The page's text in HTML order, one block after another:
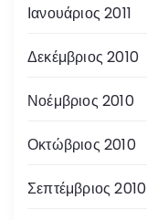
Ιανουάριος 2011
Δεκέμβριος 2010
Νοέμβριος 2010
Οκτώβριος 2010
Σεπτέμβριος 2010